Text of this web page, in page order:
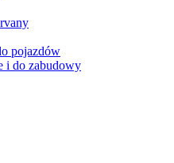
pojazdów
i do zabudowy